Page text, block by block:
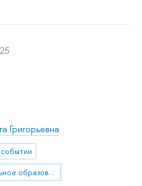
Григорьевна
дополнительное образование